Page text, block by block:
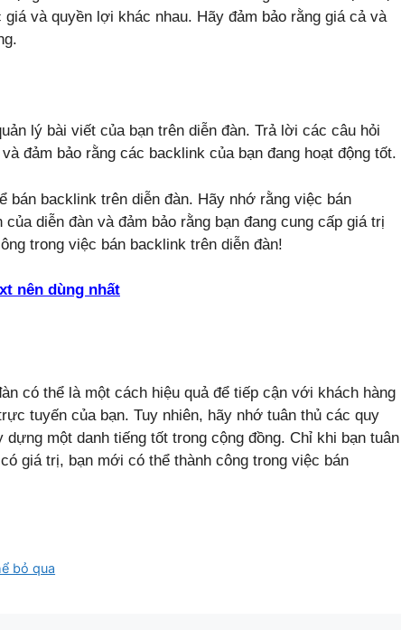
và quyền lợi khác nhau. Hãy đảm bảo rằng giá cả và
lý bài viết của bạn trên diễn đàn. Trả lời các câu hỏi
đảm bảo rằng các backlink của bạn đang hoạt động tốt.
bán backlink trên diễn đàn. Hãy nhớ rằng việc bán
diễn đàn và đảm bảo rằng bạn đang cung cấp giá trị
trong việc bán backlink trên diễn đàn!
nên dùng nhất
có thể là một cách hiệu quả để tiếp cận với khách hàng
tuyến của bạn. Tuy nhiên, hãy nhớ tuân thủ các quy
một danh tiếng tốt trong cộng đồng. Chỉ khi bạn tuân
giá trị, bạn mới có thể thành công trong việc bán
bỏ qua